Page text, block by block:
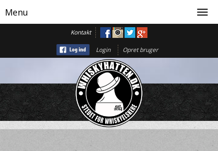
Kontakt
Login Opret bruger
Menu